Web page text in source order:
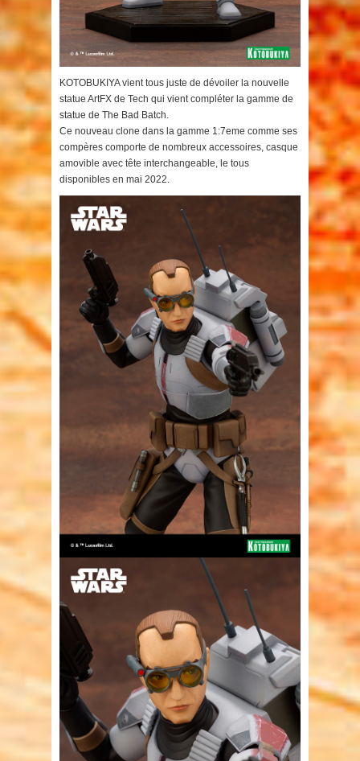
KOTOBUKIYA vient tous juste de dévoiler la nouvelle
statue ArtFX de Tech qui vient compléter la gamme de
statue de The Bad Batch.
Ce nouveau clone dans la gamme 1:7eme comme ses
compères comporte de nombreux accessoires, casque
amovible avec tête interchangeable, le tous
disponibles en mai 2022.